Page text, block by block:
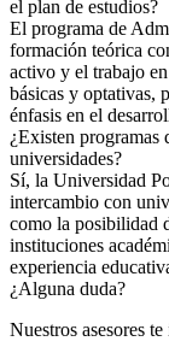
el plan de estudios?
El programa de
formación teórica
activo y el trabajo
básicas y optativas,
énfasis en el
¿Existen
universidades?
Sí, la Universidad
intercambio con
como la posibilidad
instituciones
experiencia
¿Alguna duda?
Nuestros asesores